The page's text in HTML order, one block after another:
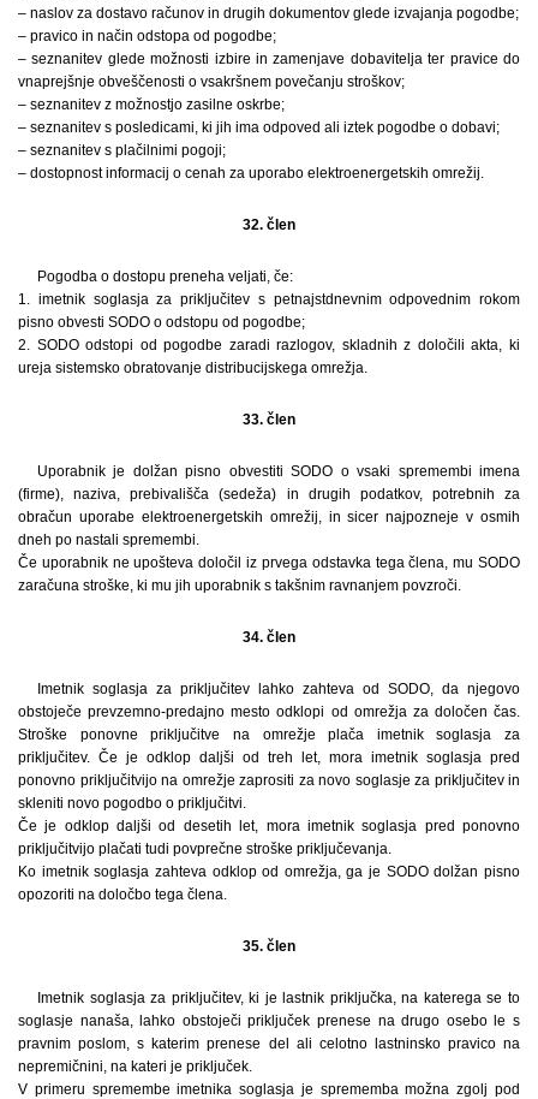
– naslov za dostavo računov in drugih dokumentov glede izvajanja pogodbe;
– pravico in način odstopa od pogodbe;
– seznanitev glede možnosti izbire in zamenjave dobavitelja ter pravice do
vnaprejšnje obveščenosti o vsakršnem povečanju stroškov;
– seznanitev z možnostjo zasilne oskrbe;
– seznanitev s posledicami, ki jih ima odpoved ali iztek pogodbe o dobavi;
– seznanitev s plačilnimi pogoji;
– dostopnost informacij o cenah za uporabo elektroenergetskih omrežij.
32. člen
Pogodba o dostopu preneha veljati, če:
1. imetnik soglasja za priključitev s petnajstdnevnim odpovednim rokom
pisno obvesti SODO o odstopu od pogodbe;
2. SODO odstopi od pogodbe zaradi razlogov, skladnih z določili akta, ki
ureja sistemsko obratovanje distribucijskega omrežja.
33. člen
Uporabnik je dolžan pisno obvestiti SODO o vsaki spremembi imena
(firme), naziva, prebivališča (sedeža) in drugih podatkov, potrebnih za
obračun uporabe elektroenergetskih omrežij, in sicer najpozneje v osmih
dneh po nastali spremembi.
Če uporabnik ne upošteva določil iz prvega odstavka tega člena, mu SODO
zaračuna stroške, ki mu jih uporabnik s takšnim ravnanjem povzroči.
34. člen
Imetnik soglasja za priključitev lahko zahteva od SODO, da njegovo
obstoječe prevzemno-predajno mesto odklopi od omrežja za določen čas.
Stroške ponovne priključitve na omrežje plača imetnik soglasja za
priključitev. Če je odklop daljši od treh let, mora imetnik soglasja pred
ponovno priključitvijo na omrežje zaprositi za novo soglasje za priključitev in
skleniti novo pogodbo o priključitvi.
Če je odklop daljši od desetih let, mora imetnik soglasja pred ponovno
priključitvijo plačati tudi povprečne stroške priključevanja.
Ko imetnik soglasja zahteva odklop od omrežja, ga je SODO dolžan pisno
opozoriti na določbo tega člena.
35. člen
Imetnik soglasja za priključitev, ki je lastnik priključka, na katerega se to
soglasje nanaša, lahko obstoječi priključek prenese na drugo osebo le s
pravnim poslom, s katerim prenese del ali celotno lastninsko pravico na
nepremičnini, na kateri je priključek.
V primeru spremembe imetnika soglasja je sprememba možna zgolj pod